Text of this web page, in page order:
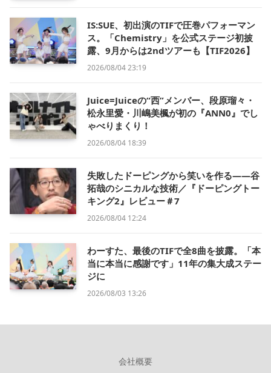
IS:SUE、初出演のTIFで圧巻パフォーマン
ス。「Chemistry」を公式ステージ初披
露、9月からは2ndツアーも【TIF2026】
2026/08/04 23:19
Juice=Juiceの“西”メンバー、段原瑠々・
松永里愛・川嶋美楓が初の『ANN0』でし
ゃべりまくり！
2026/08/04 18:39
失敗したドーピングから笑いを作る——谷
拓哉のシニカルな技術／『ドーピングトー
キング2』レビュー＃7
2026/08/04 12:24
わーすた、最後のTIFで全8曲を披露。「本
当に本当に感謝です」11年の集大成ステー
ジに
2026/08/03 13:26
会社概要